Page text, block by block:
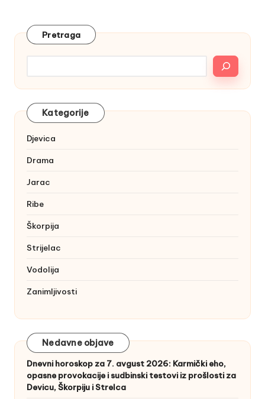
Pretraga
Kategorije
Djevica
Drama
Jarac
Ribe
Škorpija
Strijelac
Vodolija
Zanimljivosti
Nedavne objave
Dnevni horoskop za 7. avgust 2026: Karmički eho,
opasne provokacije i sudbinski testovi iz prošlosti za
Devicu, Škorpiju i Strelca